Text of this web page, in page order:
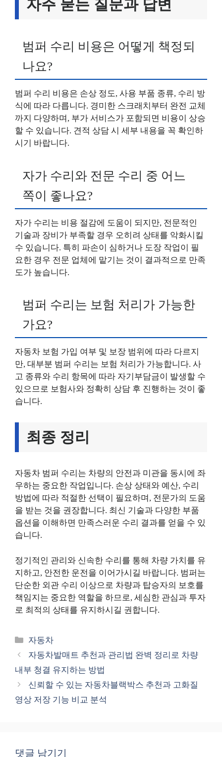
자주 묻는 질문과 답변
범퍼 수리 비용은 어떻게 책정되
나요?
범퍼 수리 비용은 손상 정도, 사용 부품 종류, 수리 방
식에 따라 다릅니다. 경미한 스크래치부터 완전 교체
까지 다양하며, 부가 서비스가 포함되면 비용이 상승
할 수 있습니다. 견적 상담 시 세부 내용을 꼭 확인하
시기 바랍니다.
자가 수리와 전문 수리 중 어느
쪽이 좋나요?
자가 수리는 비용 절감에 도움이 되지만, 전문적인
기술과 장비가 부족할 경우 오히려 상태를 악화시킬
수 있습니다. 특히 파손이 심하거나 도장 작업이 필
요한 경우 전문 업체에 맡기는 것이 결과적으로 만족
도가 높습니다.
범퍼 수리는 보험 처리가 가능한
가요?
자동차 보험 가입 여부 및 보장 범위에 따라 다르지
만, 대부분 범퍼 수리는 보험 처리가 가능합니다. 사
고 종류와 수리 항목에 따라 자기부담금이 발생할 수
있으므로 보험사와 정확히 상담 후 진행하는 것이 좋
습니다.
최종 정리
자동차 범퍼 수리는 차량의 안전과 미관을 동시에 좌
우하는 중요한 작업입니다. 손상 상태와 예산, 수리
방법에 따라 적절한 선택이 필요하며, 전문가의 도움
을 받는 것을 권장합니다. 최신 기술과 다양한 부품
옵션을 이해하면 만족스러운 수리 결과를 얻을 수 있
습니다.
정기적인 관리와 신속한 수리를 통해 차량 가치를 유
지하고, 안전한 운전을 이어가시길 바랍니다. 범퍼는
단순한 외관 수리 이상으로 차량과 탑승자의 보호를
책임지는 중요한 역할을 하므로, 세심한 관심과 투자
로 최적의 상태를 유지하시길 권합니다.
카
테
리
자동차
자동차발매트 추천과 관리법 완벽 정리로 차량
내부 청결 유지하는 방법
신뢰할 수 있는 자동차블랙박스 추천과 고화질
영상 저장 기능 비교 분석
댓글 남기기